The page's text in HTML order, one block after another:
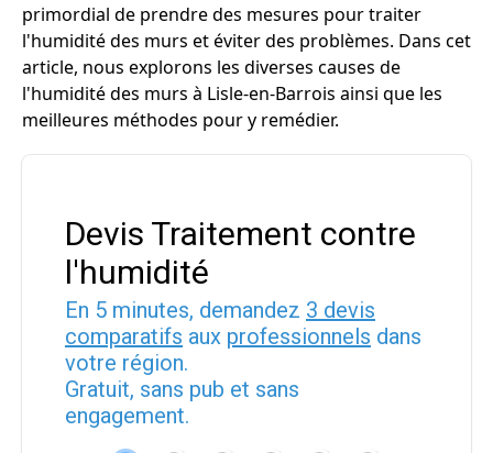
primordial de prendre des mesures pour traiter
l'humidité des murs et éviter des problèmes. Dans cet
article, nous explorons les diverses causes de
l'humidité des murs à Lisle-en-Barrois ainsi que les
meilleures méthodes pour y remédier.
Devis Traitement contre
l'humidité
En 5 minutes, demandez 3 devis
comparatifs aux professionnels dans
votre région.
Gratuit, sans pub et sans
engagement.